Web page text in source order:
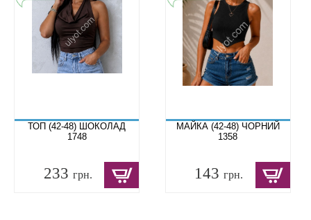
ТОП (42-48) ШОКОЛАД
1748
233 грн.
МАЙКА (42-48) ЧОРНИЙ
1358
143грн.